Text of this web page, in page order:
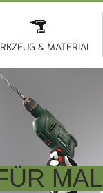
& MATERIAL